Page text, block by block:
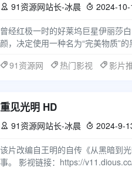
 91资源网站长-冰晨  2024-10-
曾经红极一时的好莱坞巨星伊丽莎
颜，决定使用一种名为“完美物质”
91资源网
热门影视 影片
重见光明 HD
 91资源网站长-冰晨  2024-9-
该片改编自王明的自传《从黑暗到
事。 影视链接：https://